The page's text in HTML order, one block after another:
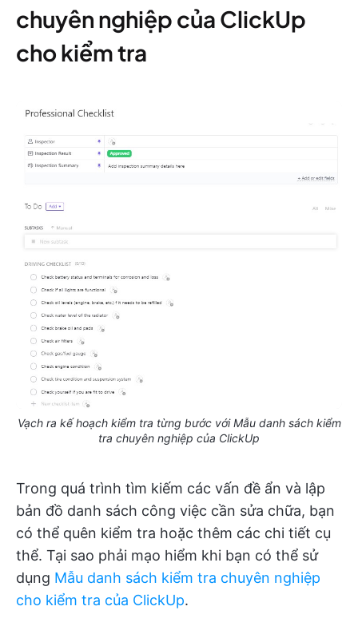
chuyên nghiệp của ClickUp
cho kiểm tra
Vạch ra kế hoạch kiểm tra từng bước với Mẫu danh sách kiểm
tra chuyên nghiệp của ClickUp
Trong quá trình tìm kiếm các vấn đề ẩn và lập
bản đồ danh sách công việc cần sửa chữa, bạn
có thể quên kiểm tra hoặc thêm các chi tiết cụ
thể. Tại sao phải mạo hiểm khi bạn có thể sử
dụng Mẫu danh sách kiểm tra chuyên nghiệp
cho kiểm tra của ClickUp.